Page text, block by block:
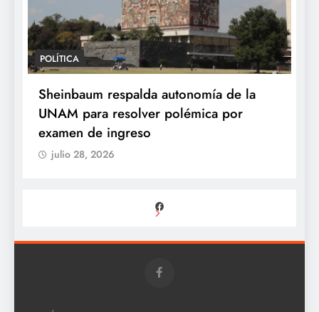
POLÍTICA
Sheinbaum respalda autonomía de la
UNAM para resolver polémica por
examen de ingreso
julio 28, 2026